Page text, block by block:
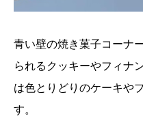
青い壁の焼き菓子コーナ
られるクッキーやフィナ
は色とりどりのケーキや
す。